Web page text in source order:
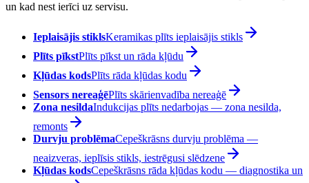
un kad nest ierīci uz servisu.
Ieplaisājis stiklsKeramikas plīts ieplaisājis stikls
Plīts pīkstPlīts pīkst un rāda kļūdu
Kļūdas kodsPlīts rāda kļūdas kodu
Sensors nereaģēPlīts skārienvadība nereaģē
Zona nesildaIndukcijas plīts nedarbojas — zona nesilda,
remonts
Durvju problēmaCepeškrāsns durvju problēma —
neaizveras, ieplīsis stikls, iestrēgusi slēdzene
Kļūdas kodsCepeškrāsns rāda kļūdas kodu — diagnostika un